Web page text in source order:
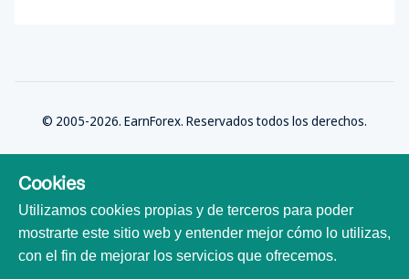
© 2005-2026. EarnForex. Reservados todos los derechos.
Desarrollado por
Cookies
Utilizamos cookies propias y de terceros para poder
mostrarte este sitio web y entender mejor cómo lo utilizas,
con el fin de mejorar los servicios que ofrecemos.